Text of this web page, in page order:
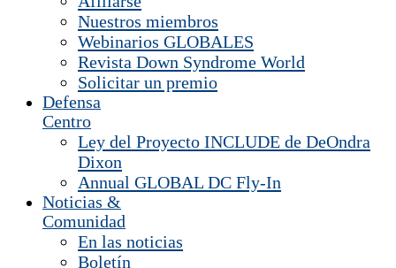
Nuestros miembros
Webinarios GLOBALES
Revista Down Syndrome World
Solicitar un premio
Defensa
Centro
Ley del Proyecto INCLUDE de DeOndra
Dixon
Annual GLOBAL DC Fly-In
Noticias &
Comunidad
En las noticias
Boletín